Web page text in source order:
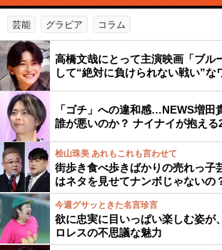
芸能 グラビア コラム
高橋文哉にとって主演映画「ブル
して“絶対に負けられない戦い”な
「ゴチ」への違和感…NEWS増田
誰が悪いのか？ ナイナイが抱える
桧山珠美 あれもこれも言わせて
街歩き食べ歩きばかりの売れっ
はネタを見せてナンボじゃないの
今週グサッときた名言珍言
欲に忠実に目いっぱい楽しむ姿が
ロレスの不思議な魅力